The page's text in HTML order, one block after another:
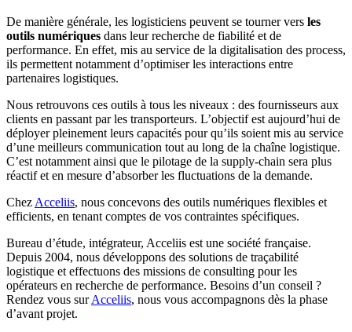
De manière générale, les logisticiens peuvent se tourner vers les
outils numériques dans leur recherche de fiabilité et de
performance. En effet, mis au service de la digitalisation des process,
ils permettent notamment d’optimiser les interactions entre
partenaires logistiques.
Nous retrouvons ces outils à tous les niveaux : des fournisseurs aux
clients en passant par les transporteurs. L’objectif est aujourd’hui de
déployer pleinement leurs capacités pour qu’ils soient mis au service
d’une meilleurs communication tout au long de la chaîne logistique.
C’est notamment ainsi que le pilotage de la supply-chain sera plus
réactif et en mesure d’absorber les fluctuations de la demande.
Chez Acceliis, nous concevons des outils numériques flexibles et
efficients, en tenant comptes de vos contraintes spécifiques.
Bureau d’étude, intégrateur, Acceliis est une société française.
Depuis 2004, nous développons des solutions de traçabilité
logistique et effectuons des missions de consulting pour les
opérateurs en recherche de performance. Besoins d’un conseil ?
Rendez vous surAcceliis, nous vous accompagnons dès la phase
d’avant projet.